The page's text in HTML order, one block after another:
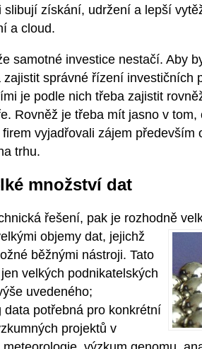
slibují získání, udržení a lepší
a cloud.
samotné investice nestačí. Aby
správné řízení investičních
je podle nich třeba zajistit
Rovněž je třeba mít jasno v tom,
vyjadřovali zájem především
trhu.
množství dat
řešení, pak je rozhodně
objemy dat, jejichž
běžnými nástroji. Tato
velkých podnikatelských
uvedeného;
potřebná pro konkrétní
projektů v